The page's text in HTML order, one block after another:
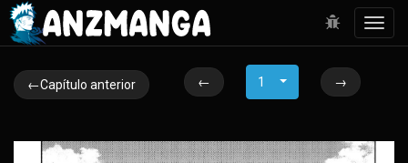
←Capítulo anterior ← 1 →